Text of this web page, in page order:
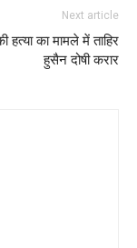
Next article
हत्या का मामले में ताहिर
हुसैन दोषी करार